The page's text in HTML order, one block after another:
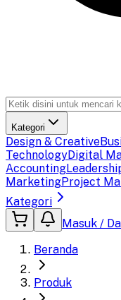
Kategori
Design & Creative
TechnologyDigital
Accounting
MarketingProject
Kategori
Masuk /
Beranda
Produk